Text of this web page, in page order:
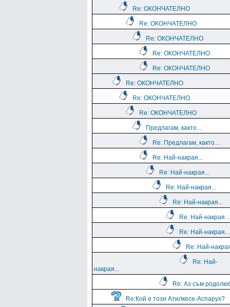
Re: ОКОНЧАТЕЛНО
Re: ОКОНЧАТЕЛНО
Re: ОКОНЧАТЕЛНО
Re: ОКОНЧАТЕЛНО
Re: ОКОНЧАТЕЛНО
Re: ОКОНЧАТЕЛНО
Re: ОКОНЧАТЕЛНО
Re: ОКОНЧАТЕЛНО
Предлагам, както...
Re: Предлагам, както...
Re: Най-накрая...
Re: Най-накрая...
Re: Най-накрая...
Re: Най-накрая...
Re: Най-накрая...
Re: Най-накрая...
Re: Най-
Re: Най-
накрая...
Re: Аз съм
Re:Кой е този Атилкесе-Аспарух?